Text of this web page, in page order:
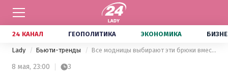
24 КАНАЛ ГЕОПОЛИТИКА ЭКОНОМИКА
Lady Бьюти-тренды Все модницы выбирают эти брюки вместо джинсов: главный тренд на лето 2026
8 мая, 23:00 3